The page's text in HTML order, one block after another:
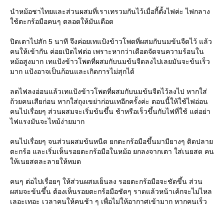
นำหม้อชาไทยและส่วนผสมที่เราเทรวมกันไว้เมื่อกี้ตั้งไฟค่ะ ไฟกลาง
ช้ตะกร้อมือคนๆ ตลอดให้มันเดือด
ปิดเตาไปสัก 5 นาที จึงค่อยเทแป้งข้าวโพดที่ผสมกับนมข้นจืดไว้ แล้ว
คนให้เข้ากัน ค่อยเปิดไฟต่อ เพราะหากว่าเดือดจัดจนความร้อนใน
หม้อสูงมาก เทแป้งข้าวโพดที่ผสมกับนมข้นจืดลงไปเลยมันจะข้นเร็ว
มาก แป้งอาจเป็นก้อนและเกิดการไม่สุกได้
ลดไฟลงอ่อนแล้วเทแป้งข้าวโพดที่ผสมกับนมข้นจืดไว้ลงไป หากใส่
ถ้วยคนเสียก่อน หากใส่ถุงเขย่าก่อนเทอีกครั้งค่ะ ตอนนี้ให้ใช้ไฟอ่อน
คนไปเรื่อยๆ ส่วนผสมจะเริ่มข้นขึ้น ช้าหรือเร็วขึ้นกับไฟที่ใช้ แต่อย่า
ไฟแรงมันจะไหม้ง่ายมาก
คนไปเรื่อยๆ จนส่วนผสมข้นหนืด ยกตะกร้อมือขึ้นมามียางๆ ติดปลา
ตะกร้อ และเริ่มเห็นรอยตะกร้อมือในหม้อ ยกลงจากเตา ใส่เนยสด คน
ห้เนยสดละลายให้หมด
คนๆ ต่อไปเรื่อยๆ ให้ส่วนผสมเย็นลง รอยตะกร้อมือจะชัดขึ้น ส่วน
ผสมจะข้นขึ้น ต้องเห็นรอยตะกร้อมือชัดๆ ราดแล้วหน้าเค้กจะไม่ไหล
เลอะเทอะ เวลาคนให้คนช้า ๆ เพื่อไม่ให้อากาศเข้ามาก หากคนเร็ว